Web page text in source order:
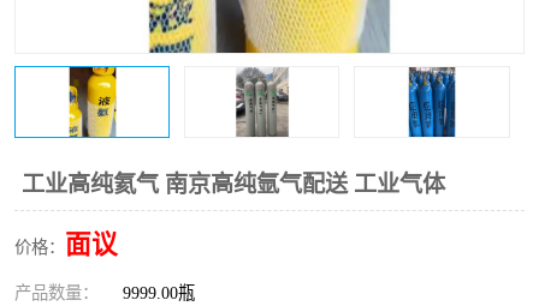
工业高纯氦气 南京高纯氩气配送 工业气体
价格： 面议
产品数量： 9999.00瓶